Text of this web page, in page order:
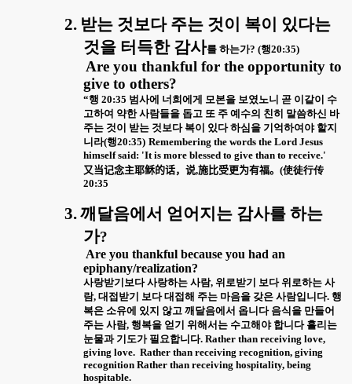
2. 받는 것보다 주는 것이 복이 있다는
것을 터득한 감사를 하는가? (행20:35)
Are you thankful for the opportunity to
give to others?
“행 20:35 범사에 너희에게 모본을 보였노니 곧 이같이 수
고하여 약한 사람들을 돕고 또 주 예수의 친히 말씀하신 바
주는 것이 받는 것보다 복이 있다 하심을 기억하여야 할지
니라(행20:35) Remembering the words the Lord Jesus
himself said: 'It is more blessed to give than to receive.'
又当记念主耶稣的话， 说,施比受更为有福。 (使徒行传
20:35
3.깨달음에서 얻어지는 감사를 하는
가?
Are you thankful because you had an
epiphany/realization?
사랑받기보다 사랑하는 사람, 위로받기 보다 위로하는 사
람, 대접받기 보다 대접해 주는 마음을 갖은 사람입니다. 행
복은 소유에 있지 않고 깨달음에서 옵니다 음식을 만들어
주는 사람, 행복을 얻기 위해서는 수고해야 합니다 흘리는
눈물과 기도가 필요합니다. Rather than receiving love,
giving love. Rather than receiving recognition, giving
recognition Rather than receiving hospitality, being
hospitable.